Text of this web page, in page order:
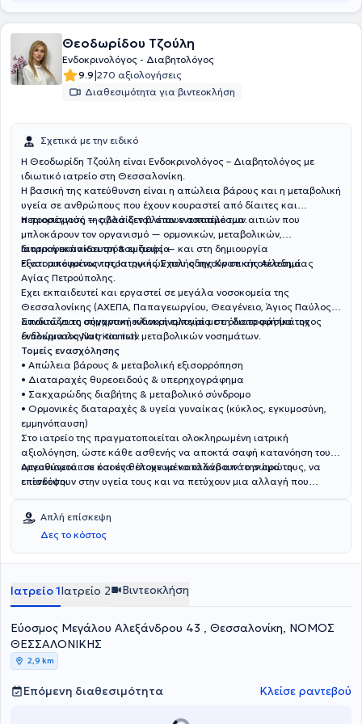
Θεοδωρίδου Τζούλη
Ενδοκρινολόγος - Διαβητολόγος
9.9|270 αξιολογήσεις
Διαθεσιμότητα για βιντεοκλήση
Σχετικά με την ειδικό
Η Θεοδωρίδη Τζούλη είναι Ενδοκρινολόγος – Διαβητολόγος με
ιδιωτικό ιατρείο στη Θεσσαλονίκη.
Η βασική της κατεύθυνση είναι η απώλεια βάρους και η μεταβολική
υγεία σε ανθρώπους που έχουν κουραστεί από δίαιτες και
περιορισμούς — αλλά δεν βλέπουν αποτέλεσμα.
Η προσέγγισή της βασίζεται στον εντοπισμό των αιτιών που
μπλοκάρουν τον οργανισμό — ορμονικών, μεταβολικών,
διατροφικών και τρόπου ζωής — και στη δημιουργία
εξατομικευμένων στρατηγικών που οδηγούν σε αποτέλεσμα.
Iατρική εκπαίδευση & εμπειρία
Είναι απόφοιτος της Ιατρικής Σχολής της Κρατικής Ακαδημίας
Αγίας Πετρούπολης.
Έχει εκπαιδευτεί και εργαστεί σε μεγάλα νοσοκομεία της
Θεσσαλονίκης (ΑΧΕΠΑ, Παπαγεωργίου, Θεαγένειο, Άγιος Παύλος),
αποκτώντας σημαντική κλινική εμπειρία σε όλο το φάσμα της
ενδοκρινολογίας και των μεταβολικών νοσημάτων.
Συνδυάζει τη σύγχρονη ενδοκρινολογία με τη διατροφή (κάτοχος
διπλώματος Nutritionist).
Τομείς ενασχόλησης
• Απώλεια βάρους & μεταβολική εξισορρόπηση
• Διαταραχές θυρεοειδούς & υπερηχογράφημα
• Σακχαρώδης διαβήτης & μεταβολικό σύνδρομο
• Ορμονικές διαταραχές & υγεία γυναίκας (κύκλος, εγκυμοσύνη,
εμμηνόπαυση)
Στο ιατρείο της πραγματοποιείται ολοκληρωμένη ιατρική
αξιολόγηση, ώστε κάθε ασθενής να αποκτά σαφή κατανόηση του
οργανισμού του και ένα στοχευμένο πλάνο από την πρώτη
επίσκεψη.
Απευθύνεται σε όσους θέλουν να καταλάβουν το σώμα τους, να
επενδύσουν στην υγεία τους και να πετύχουν μια αλλαγή που
Απλή επίσκεψη
Δες το κόστος
Ιατρείο 1Ιατρείο 2 Βιντεοκλήση
Εύοσμος Μεγάλου Αλεξάνδρου 43 , Θεσσαλονίκη, ΝΟΜΟΣ
ΘΕΣΣΑΛΟΝΙΚΗΣ
2,9 km
Επόμενη διαθεσιμότητα Κλείσε ραντεβού